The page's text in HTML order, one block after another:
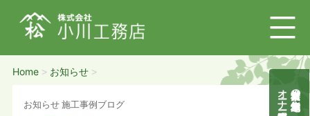
Home> お知らせ>
お知らせ 施工事例ブログ
自然素材の無垢木造住宅
オーナー様募集説明会